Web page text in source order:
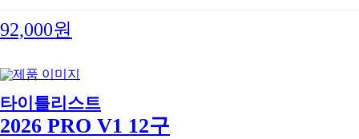
92,000원
타이틀리스트
2026 PRO V1 12구